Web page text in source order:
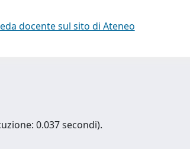
docente sul sito di Ateneo
0.037 secondi).